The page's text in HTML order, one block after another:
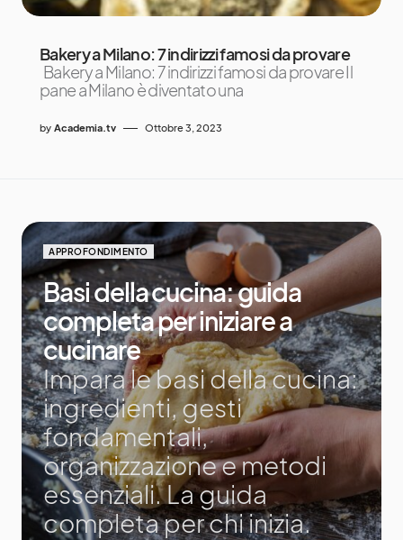
Bakery a Milano: 7 indirizzi famosi da provare
Bakery a Milano: 7 indirizzi famosi da provare Il
pane a Milano è diventato una
by Academia.tv Ottobre 3, 2023
APPROFONDIMENTO
Basi della cucina: guida
completa per iniziare a
cucinare
Impara le basi della cucina:
ingredienti, gesti
fondamentali,
organizzazione e metodi
essenziali. La guida
completa per chi inizia.